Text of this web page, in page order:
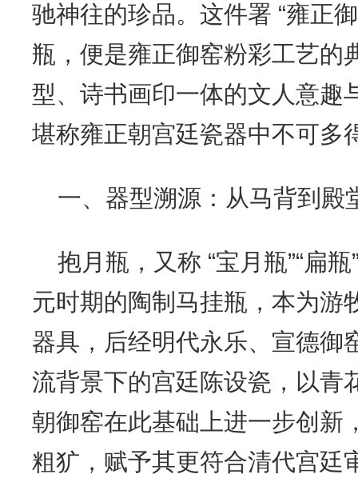
驰神往的珍品。这件署 “雍正
瓶，便是雍正御窑粉彩工艺的
型、诗书画印一体的文人意趣
堪称雍正朝宫廷瓷器中不可多
一、器型溯源：从马背到殿
抱月瓶，又称 “宝月瓶”“扁
元时期的陶制马挂瓶，本为游
器具，后经明代永乐、宣德御
流背景下的宫廷陈设瓷，以青
朝御窑在此基础上进一步创新
粗犷，赋予其更符合清代宫廷